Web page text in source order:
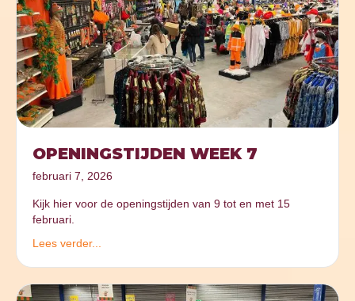
OPENINGSTIJDEN WEEK 7
februari 7, 2026
Kijk hier voor de openingstijden van 9 tot en met 15
februari.
Lees verder...